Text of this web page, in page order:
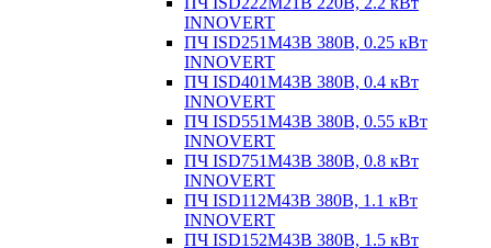
INNOVERT
ПЧ ISD251M43B 380В, 0.25 кВт
INNOVERT
ПЧ ISD401M43B 380В, 0.4 кВт
INNOVERT
ПЧ ISD551M43B 380В, 0.55 кВт
INNOVERT
ПЧ ISD751M43B 380В, 0.8 кВт
INNOVERT
ПЧ ISD112M43B 380В, 1.1 кВт
INNOVERT
ПЧ ISD152M43B 380В, 1.5 кВт